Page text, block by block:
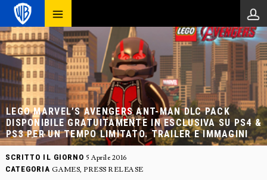
LEGO MARVEL’S AVENGERS ANT-MAN DLC PACK
DISPONIBILE GRATUITAMENTE IN ESCLUSIVA SU PS4 &
PS3 PER UN TEMPO LIMITATO. TRAILER E IMMAGINI
SCRITTO IL GIORNO 5 Aprile 2016
CATEGORIA GAMES, PRESS RELEASE